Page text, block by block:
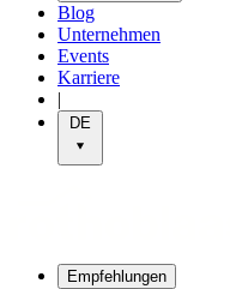
Blog
Unternehmen
Events
Karriere
|
DE
Empfehlungen